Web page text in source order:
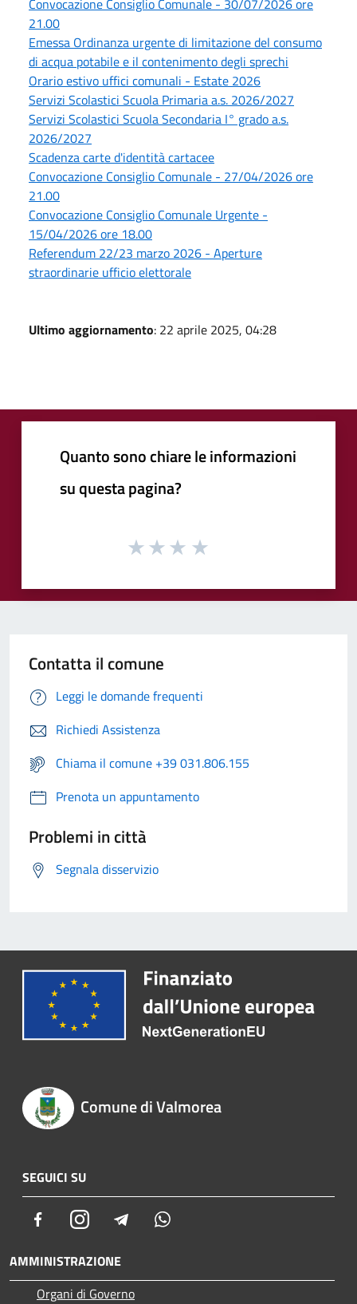
21.00
Emessa Ordinanza urgente di limitazione del consumo
di acqua potabile e il contenimento degli sprechi
Orario estivo uffici comunali - Estate 2026
Servizi Scolastici Scuola Primaria a.s. 2026/2027
Servizi Scolastici Scuola Secondaria I° grado a.s.
2026/2027
Scadenza carte d'identità cartacee
Convocazione Consiglio Comunale - 27/04/2026 ore
21.00
Convocazione Consiglio Comunale Urgente -
15/04/2026 ore 18.00
Referendum 22/23 marzo 2026 - Aperture
straordinarie ufficio elettorale
Ultimo aggiornamento: 22 aprile 2025, 04:28
Quanto sono chiare le informazioni
su questa pagina?
Contatta il comune
Leggi le domande frequenti
Richiedi Assistenza
Chiama il comune +39 031.806.155
Prenota un appuntamento
Problemi in città
Segnala disservizio
Comune di Valmorea
SEGUICI SU
FacebookInstagram Telegram
AMMINISTRAZIONE
Organi di Governo